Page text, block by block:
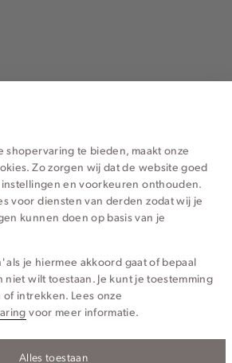
Algemene Voorwaarden
shopervaring te bieden, maakt onze
Zo zorgen wij dat de website goed
en voorkeuren onthouden.
voor diensten van derden zodat wij je
kunnen doen op basis van je
als je hiermee akkoord gaat of bepaal
wilt toestaan. Je kunt je toestemming
intrekken. Lees onze
voor meer informatie.
Alles toestaan